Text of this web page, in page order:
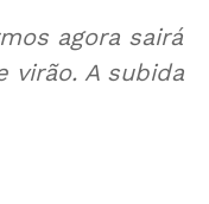
agora sairá
virão. A subida